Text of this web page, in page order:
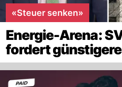
«Steuer senken»
Energie-Arena:
fordert